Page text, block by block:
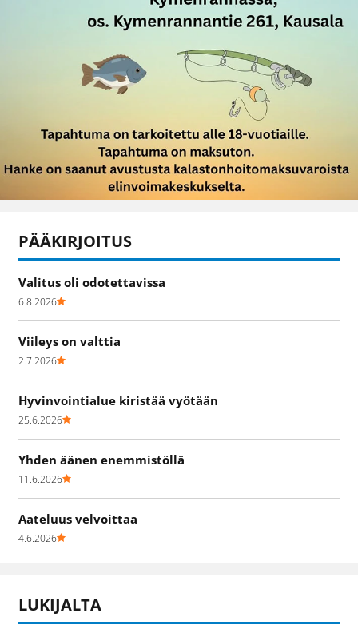
PÄÄKIRJOITUS
Valitus oli odotettavissa
6.8.2026
Viileys on valttia
2.7.2026
Hyvinvointialue kiristää vyötään
25.6.2026
Yhden äänen enemmistöllä
11.6.2026
Aateluus velvoittaa
4.6.2026
LUKIJALTA